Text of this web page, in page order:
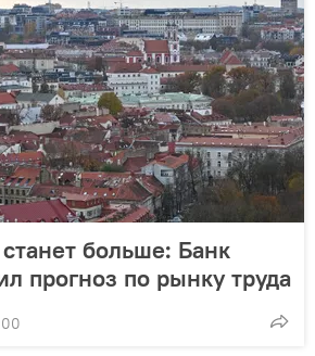
больше: Банк
прогноз по рынку труда